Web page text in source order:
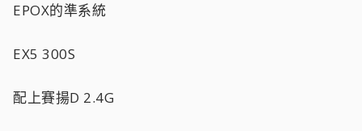
EPOX的準系統
EX5 300S
配上賽揚D 2.4G